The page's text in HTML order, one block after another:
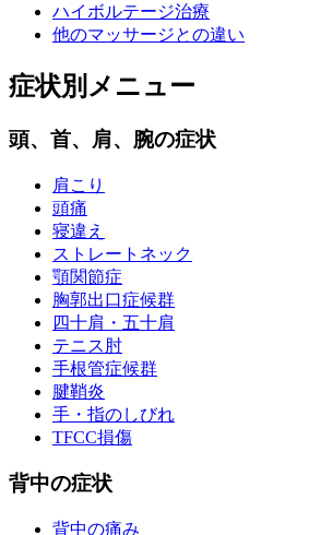
ハイボルテージ治療
他のマッサージとの違い
症状別メニュー
頭、首、肩、腕の症状
肩こり
頭痛
寝違え
ストレートネック
顎関節症
胸郭出口症候群
四十肩・五十肩
テニス肘
手根管症候群
腱鞘炎
手・指のしびれ
TFCC損傷
背中の症状
背中の痛み